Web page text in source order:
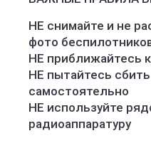
НЕ снимайте и не
фото
НЕ приближайтесь
НЕ пытайтесь
самостоятельно
НЕ используйте
радиоаппаратуру